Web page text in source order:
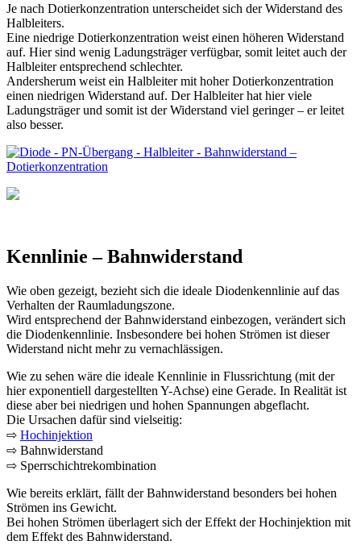
Je nach Dotierkonzentration unterscheidet sich der Widerstand des
Halbleiters.
Eine niedrige Dotierkonzentration weist einen höheren Widerstand
auf. Hier sind wenig Ladungsträger verfügbar, somit leitet auch der
Halbleiter entsprechend schlechter.
Andersherum weist ein Halbleiter mit hoher Dotierkonzentration
einen niedrigen Widerstand auf. Der Halbleiter hat hier viele
Ladungsträger und somit ist der Widerstand viel geringer – er leitet
also besser.
Kennlinie – Bahnwiderstand
Wie oben gezeigt, bezieht sich die ideale Diodenkennlinie auf das
Verhalten der Raumladungszone.
Wird entsprechend der Bahnwiderstand einbezogen, verändert sich
die Diodenkennlinie. Insbesondere bei hohen Strömen ist dieser
Widerstand nicht mehr zu vernachlässigen.
Wie zu sehen wäre die ideale Kennlinie in Flussrichtung (mit der
hier exponentiell dargestellten Y-Achse) eine Gerade. In Realität ist
diese aber bei niedrigen und hohen Spannungen abgeflacht.
Die Ursachen dafür sind vielseitig:
⇨ Hochinjektion
⇨ Bahnwiderstand
⇨ Sperrschichtrekombination
Wie bereits erklärt, fällt der Bahnwiderstand besonders bei hohen
Strömen ins Gewicht.
Bei hohen Strömen überlagert sich der Effekt der Hochinjektion mit
dem Effekt des Bahnwiderstand.